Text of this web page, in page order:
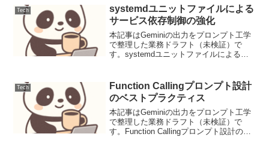
に発生する定型業務です。これらの業務
は手作業...
Tech
systemdユニットファイルによる
サービス依存制御の強化
本記事はGeminiの出力をプロンプト工学
で整理した業務ドラフト（未検証）で
す。systemdユニットファイルによるサ
スタンダードであるsystemdは、単にサ
ー...
Tech
Function Callingプロンプト設計
のベストプラクティス
本記事はGeminiの出力をプロンプト工学
で整理した業務ドラフト（未検証）で
す。Function Callingプロンプト設計のベ